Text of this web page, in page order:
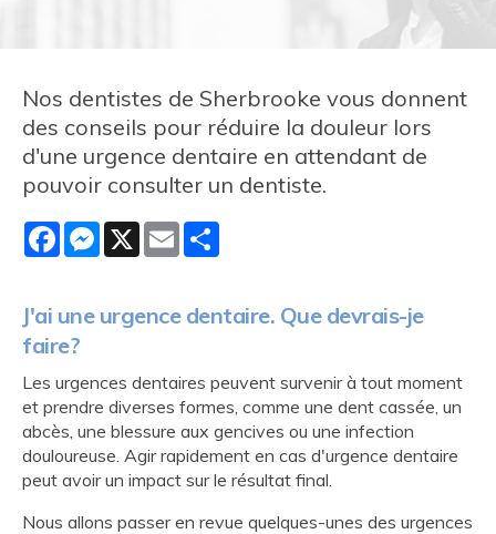
Nos dentistes de Sherbrooke vous donnent
des conseils pour réduire la douleur lors
d'une urgence dentaire en attendant de
pouvoir consulter un dentiste.
FacebookMessenger
X Email
J'ai une urgence dentaire. Que devrais-je
faire?
Les urgences dentaires peuvent survenir à tout moment
et prendre diverses formes, comme une dent cassée, un
abcès, une blessure aux gencives ou une infection
douloureuse. Agir rapidement en cas d'urgence dentaire
peut avoir un impact sur le résultat final.
Nous allons passer en revue quelques-unes des urgences